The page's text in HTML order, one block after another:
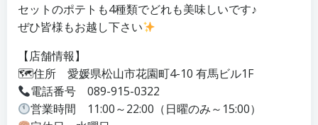
セットのポテトも4種類でどれも美味しいです♪
ぜひ皆様もお越し下さい
【店舗情報】
🗺住所 愛媛県松山市花園町4-10 有馬ビル1F
電話番号 089-915-0322
営業時間 11:00～22:00（日曜のみ～15:00）